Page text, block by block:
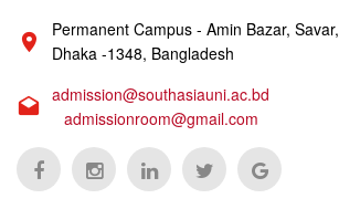
Permanent Campus - Amin Bazar, Savar,
Dhaka -1348, Bangladesh
admission@southasiauni.ac.bd
admissionroom@gmail.com